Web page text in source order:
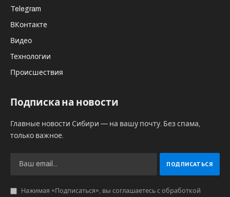
Telegram
ВКонтакте
Видео
Технологии
Происшествия
Подписка на новости
Главные новости Сибири — на вашу почту. Без спама,
только важное.
Нажимая «Подписаться», вы соглашаетесь с обработкой